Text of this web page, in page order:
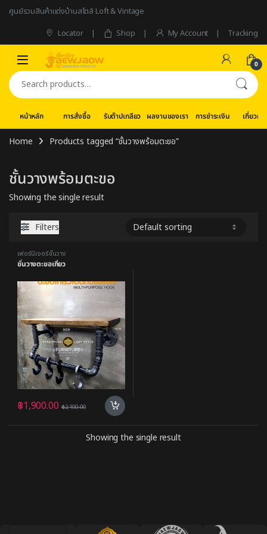
Skip to navigation
Skip to content
ศูนย์รวมสินค้าแต่งบ้านสไตล์ Loft & Vintage
Locator
Shop My Account Tracking
0
Search for:
หน้าหลัก การสั่งซื้อ รับต๊าปเกลียว ผลงานของเรา การชำระเงิน เกี่ยวกับ
Home Products tagged “ชั้นวางพร้อมตะขอ”
ชั้นวางพร้อมตะขอ
Showing the single result
Filters
เฟอร์นิเจอร์ชั้นวาง
ชั้นวางตะขอเกี่ยว
฿1,900.00 ฿2,100.00
Showing the single result